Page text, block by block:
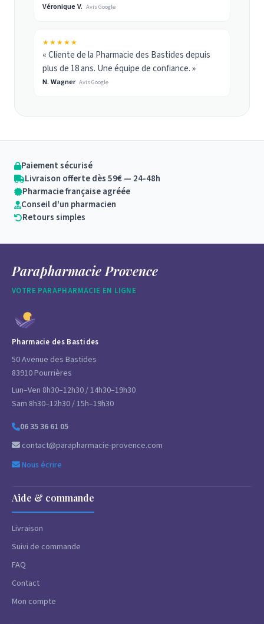
Véronique V. Avis Google
★★★★★
« Cliente de la Pharmacie des Bastides depuis
plus de 18 ans. Une équipe de confiance. »
N. Wagner Avis Google
Paiement sécurisé
Livraison offerte dès 59€ — 24-48h
Pharmacie française agréée
Conseil d'un pharmacien
Retours simples
Parapharmacie Provence
VOTRE PARAPHARMACIE EN LIGNE
Pharmacie des Bastides
50 Avenue des Bastides
83910 Pourrières
Lun–Ven 8h30–12h30 / 14h30–19h30
Sam 8h30–12h30 / 15h–19h30
06 35 36 61 05
contact@parapharmacie-provence.com
Nous écrire
Aide & commande
Livraison
Suivi de commande
FAQ
Contact
Mon compte